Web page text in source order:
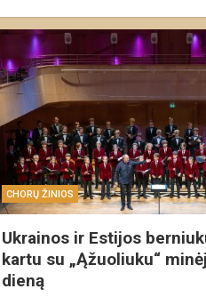
CHORŲ ŽINIOS
Ukrainos ir Estijos
kartu su „Ąžuoliuku“
dieną